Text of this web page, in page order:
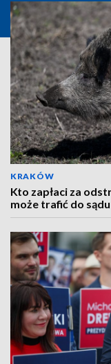
KRAKÓW
Kto zapłaci za
może trafić do sądu